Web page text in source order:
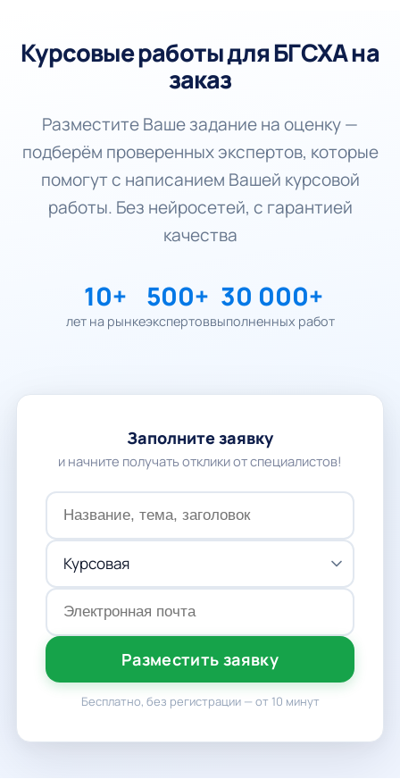
Курсовые работы для БГСХА на
заказ
Разместите Ваше задание на оценку —
подберём проверенных экспертов, которые
помогут с написанием Вашей курсовой
работы. Без нейросетей, с гарантией
качества
10+
лет на рынке
500+
экспертов
30 000+
выполненных работ
Заполните заявку
и начните получать отклики от специалистов!
Разместить заявку
Бесплатно, без регистрации — от 10 минут